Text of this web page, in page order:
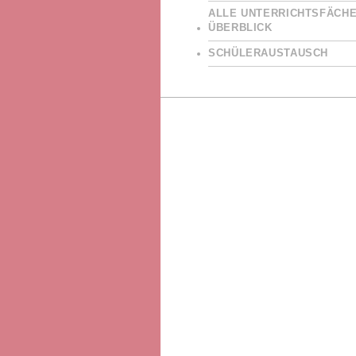
ALLE
ÜBERBLICK
SCHÜLERAUSTAUSCH